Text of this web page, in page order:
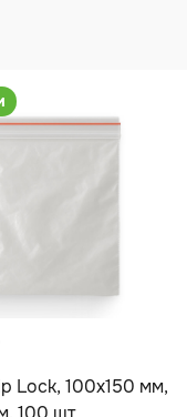
Lock, 100х150 мм,